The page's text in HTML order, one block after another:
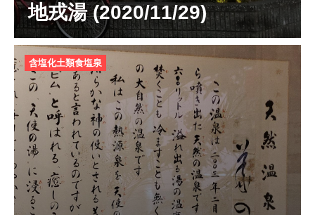
地戎湯 (2020/11/29)
含塩化土類食塩泉